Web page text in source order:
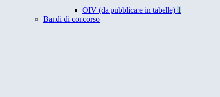
OIV (da pubblicare in tabelle) 1
Bandi di concorso